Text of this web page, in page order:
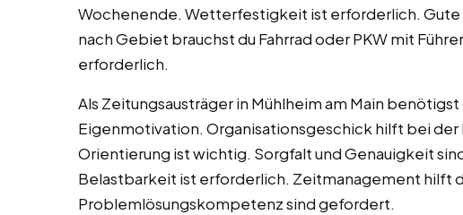
Wochenende. Wetterfestigkeit ist erforderlich.
nach Gebiet brauchst du Fahrrad oder PKW mit
erforderlich.
Als Zeitungsausträger in Mühlheim am Main
Eigenmotivation. Organisationsgeschick hilft bei
Orientierung ist wichtig. Sorgfalt und Genauigkeit
Belastbarkeit ist erforderlich. Zeitmanagement hilft
Problemlösungskompetenz sind gefordert.